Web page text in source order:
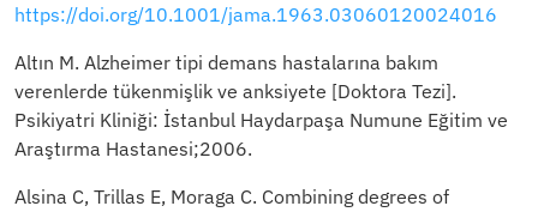
https://doi.org/10.1001/jama.1963.03060120024016
Altın M. Alzheimer tipi demans hastalarına bakım
verenlerde tükenmişlik ve anksiyete [Doktora Tezi].
Psikiyatri Kliniği: İstanbul Haydarpaşa Numune Eğitim ve
Araştırma Hastanesi;2006.
Alsina C, Trillas E, Moraga C. Combining degrees of